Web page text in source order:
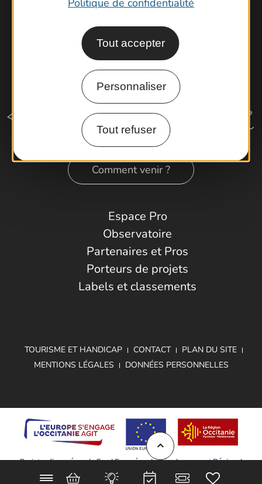
Politique de confidentialité
Tout accepter
Personnaliser
Tout refuser
Comment venir ?
Espace Pro
Observatoire
Partenaires et Pros
Porteurs de projets
Labels et classements
TOURISME ET HANDICAP CONTACT
PLAN DU SITE
MENTIONS LÉGALES
DONNÉES PERSONNELLES
Projet cofinancé par le Fond Européen de Développement Régional